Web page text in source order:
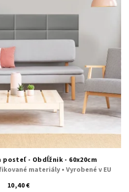
posteľ - Obdĺžnik - 60x20cm
materiály • Vyrobené v EU
10,40 €